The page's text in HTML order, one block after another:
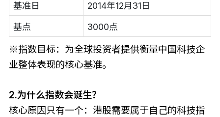
基准日 2014年12月31日
基点 3000点
※指数目标：为全球投资者提供衡量中国科技企
业整体表现的核心基准。
2.为什么指数会诞生？
核心原因只有一个：港股需要属于自己的科技指